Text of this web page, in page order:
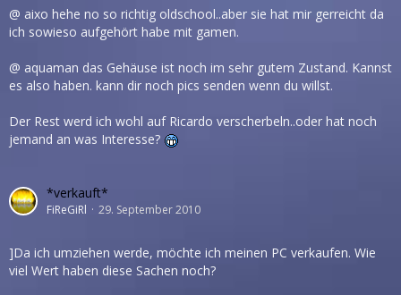
@ aixo hehe no so richtig oldschool..aber sie hat mir gerreicht da
ich sowieso aufgehört habe mit gamen.
@ aquaman das Gehäuse ist noch im sehr gutem Zustand. Kannst
es also haben. kann dir noch pics senden wenn du willst.
Der Rest werd ich wohl auf Ricardo verscherbeln..oder hat noch
jemand an was Interesse?
*verkauft*
FiReGiRl 29. September 2010
]Da ich umziehen werde, möchte ich meinen PC verkaufen. Wie
viel Wert haben diese Sachen noch?